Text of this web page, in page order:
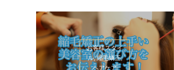
お客様スタイ
ル, 縮毛矯正,
ヘアケア